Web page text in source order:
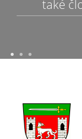
také